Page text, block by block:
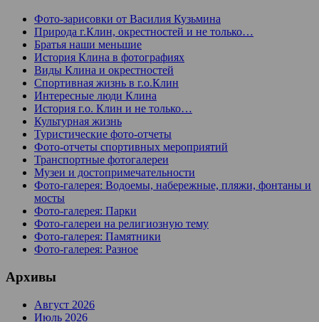
Фото-зарисовки от Василия Кузьмина
Природа г.Клин, окрестностей и не только…
Братья наши меньшие
История Клина в фотографиях
Виды Клина и окрестностей
Спортивная жизнь в г.о.Клин
Интересные люди Клина
История г.о. Клин и не только…
Культурная жизнь
Туристические фото-отчеты
Фото-отчеты спортивных мероприятий
Транспортные фотогалереи
Музеи и достопримечательности
Фото-галерея: Водоемы, набережные, пляжи, фонтаны и
мосты
Фото-галерея: Парки
Фото-галереи на религиозную тему
Фото-галерея: Памятники
Фото-галерея: Разное
Архивы
Август 2026
Июль 2026